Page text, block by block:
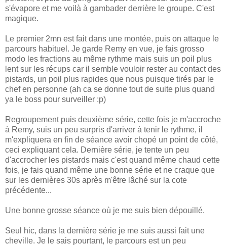
s'évapore et me voilà à gambader derrière le groupe. C'est
magique.
Le premier 2mn est fait dans une montée, puis on attaque le
parcours habituel. Je garde Remy en vue, je fais grosso
modo les fractions au même rythme mais suis un poil plus
lent sur les récups car il semble vouloir rester au contact des
pistards, un poil plus rapides que nous puisque tirés par le
chef en personne (ah ca se donne tout de suite plus quand
ya le boss pour surveiller :p)
Regroupement puis deuxième série, cette fois je m'accroche
à Remy, suis un peu surpris d'arriver à tenir le rythme, il
m'expliquera en fin de séance avoir chopé un point de côté,
ceci expliquant cela. Dernière série, je tente un peu
d'accrocher les pistards mais c'est quand même chaud cette
fois, je fais quand même une bonne série et ne craque que
sur les dernières 30s après m'être lâché sur la cote
précédente...
Une bonne grosse séance où je me suis bien dépouillé.
Seul hic, dans la dernière série je me suis aussi fait une
cheville. Je le sais pourtant, le parcours est un peu